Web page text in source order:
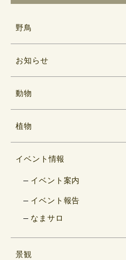
野鳥
お知らせ
動物
植物
イベント情報
イベント案内
イベント報告
なまサロ
景観